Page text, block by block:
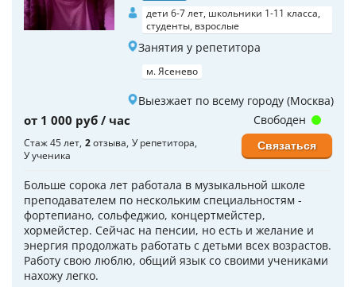
дети 6-7 лет, школьники 1-11 класса,
студенты, взрослые
Занятия у репетитора
м. Ясенево
Выезжает по всему городу (Москва)
от 1 000 руб / час
Стаж 45 лет 2отзыва У репетитора
У ученика
Больше сорока лет работала в музыкальной школе
преподавателем по нескольким специальностям -
фортепиано, сольфеджио, концертмейстер,
хормейстер. Сейчас на пенсии, но есть и желание и
энергия продолжать работать с детьми всех возрастов.
Работу свою люблю, общий язык со своими учениками
нахожу легко.
Свободен
Связаться